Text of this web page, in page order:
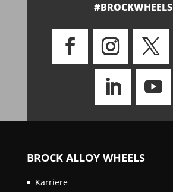
#BROCKWHEELS
BROCK ALLOY WHEELS
Karriere